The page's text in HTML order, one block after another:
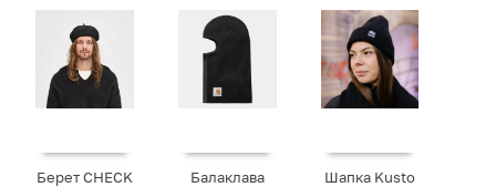
Берет CHECK
Балаклава
Шапка Kusto